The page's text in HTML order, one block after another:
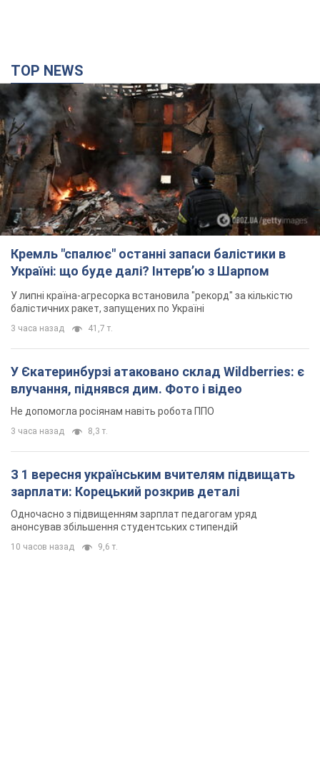
TOP NEWS
Кремль "спалює" останні запаси балістики в
Україні: що буде далі? Інтерв’ю з Шарпом
У липні країна-агресорка встановила "рекорд" за кількістю
балістичних ракет, запущених по Україні
3 часа назад 41,7 т.
У Єкатеринбурзі атаковано склад Wildberries: є
влучання, піднявся дим. Фото і відео
Не допомогла росіянам навіть робота ППО
3 часа назад 8,3 т.
З 1 вересня українським вчителям підвищать
зарплати: Корецький розкрив деталі
Одночасно з підвищенням зарплат педагогам уряд
анонсував збільшення студентських стипендій
10 часов назад 9,6 т.